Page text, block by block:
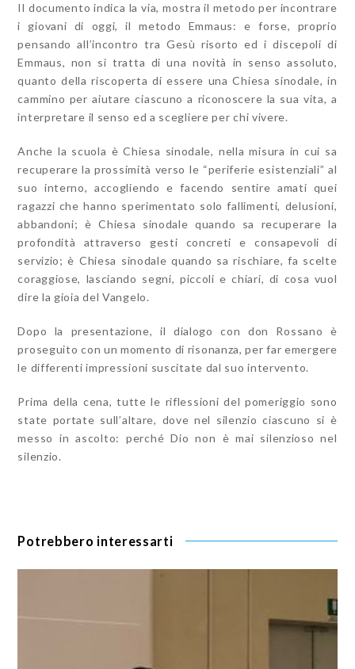
Il documento indica la via, mostra il metodo per incontrare
i giovani di oggi, il metodo Emmaus: e forse, proprio
pensando all’incontro tra Gesù risorto ed i discepoli di
Emmaus, non si tratta di una novità in senso assoluto,
quanto della riscoperta di essere una Chiesa sinodale, in
cammino per aiutare ciascuno a riconoscere la sua vita, a
interpretare il senso ed a scegliere per chi vivere.
Anche la scuola è Chiesa sinodale, nella misura in cui sa
recuperare la prossimità verso le “periferie esistenziali” al
suo interno, accogliendo e facendo sentire amati quei
ragazzi che hanno sperimentato solo fallimenti, delusioni,
abbandoni; è Chiesa sinodale quando sa recuperare la
profondità attraverso gesti concreti e consapevoli di
servizio; è Chiesa sinodale quando sa rischiare, fa scelte
coraggiose, lasciando segni, piccoli e chiari, di cosa vuol
dire la gioia del Vangelo.
Dopo la presentazione, il dialogo con don Rossano è
proseguito con un momento di risonanza, per far emergere
le differenti impressioni suscitate dal suo intervento.
Prima della cena, tutte le riflessioni del pomeriggio sono
state portate sull’altare, dove nel silenzio ciascuno si è
messo in ascolto: perché Dio non è mai silenzioso nel
silenzio.
Potrebbero interessarti